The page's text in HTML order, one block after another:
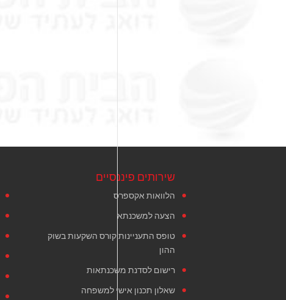
שירותים פיננסיים
הלוואות אקספרס
הצעה למשכנתא
טופס התעניינות קורס השקעות בשוק
ההון
רישום לסדנת משכנתאות
שאלון תכנון אישי למשפחה